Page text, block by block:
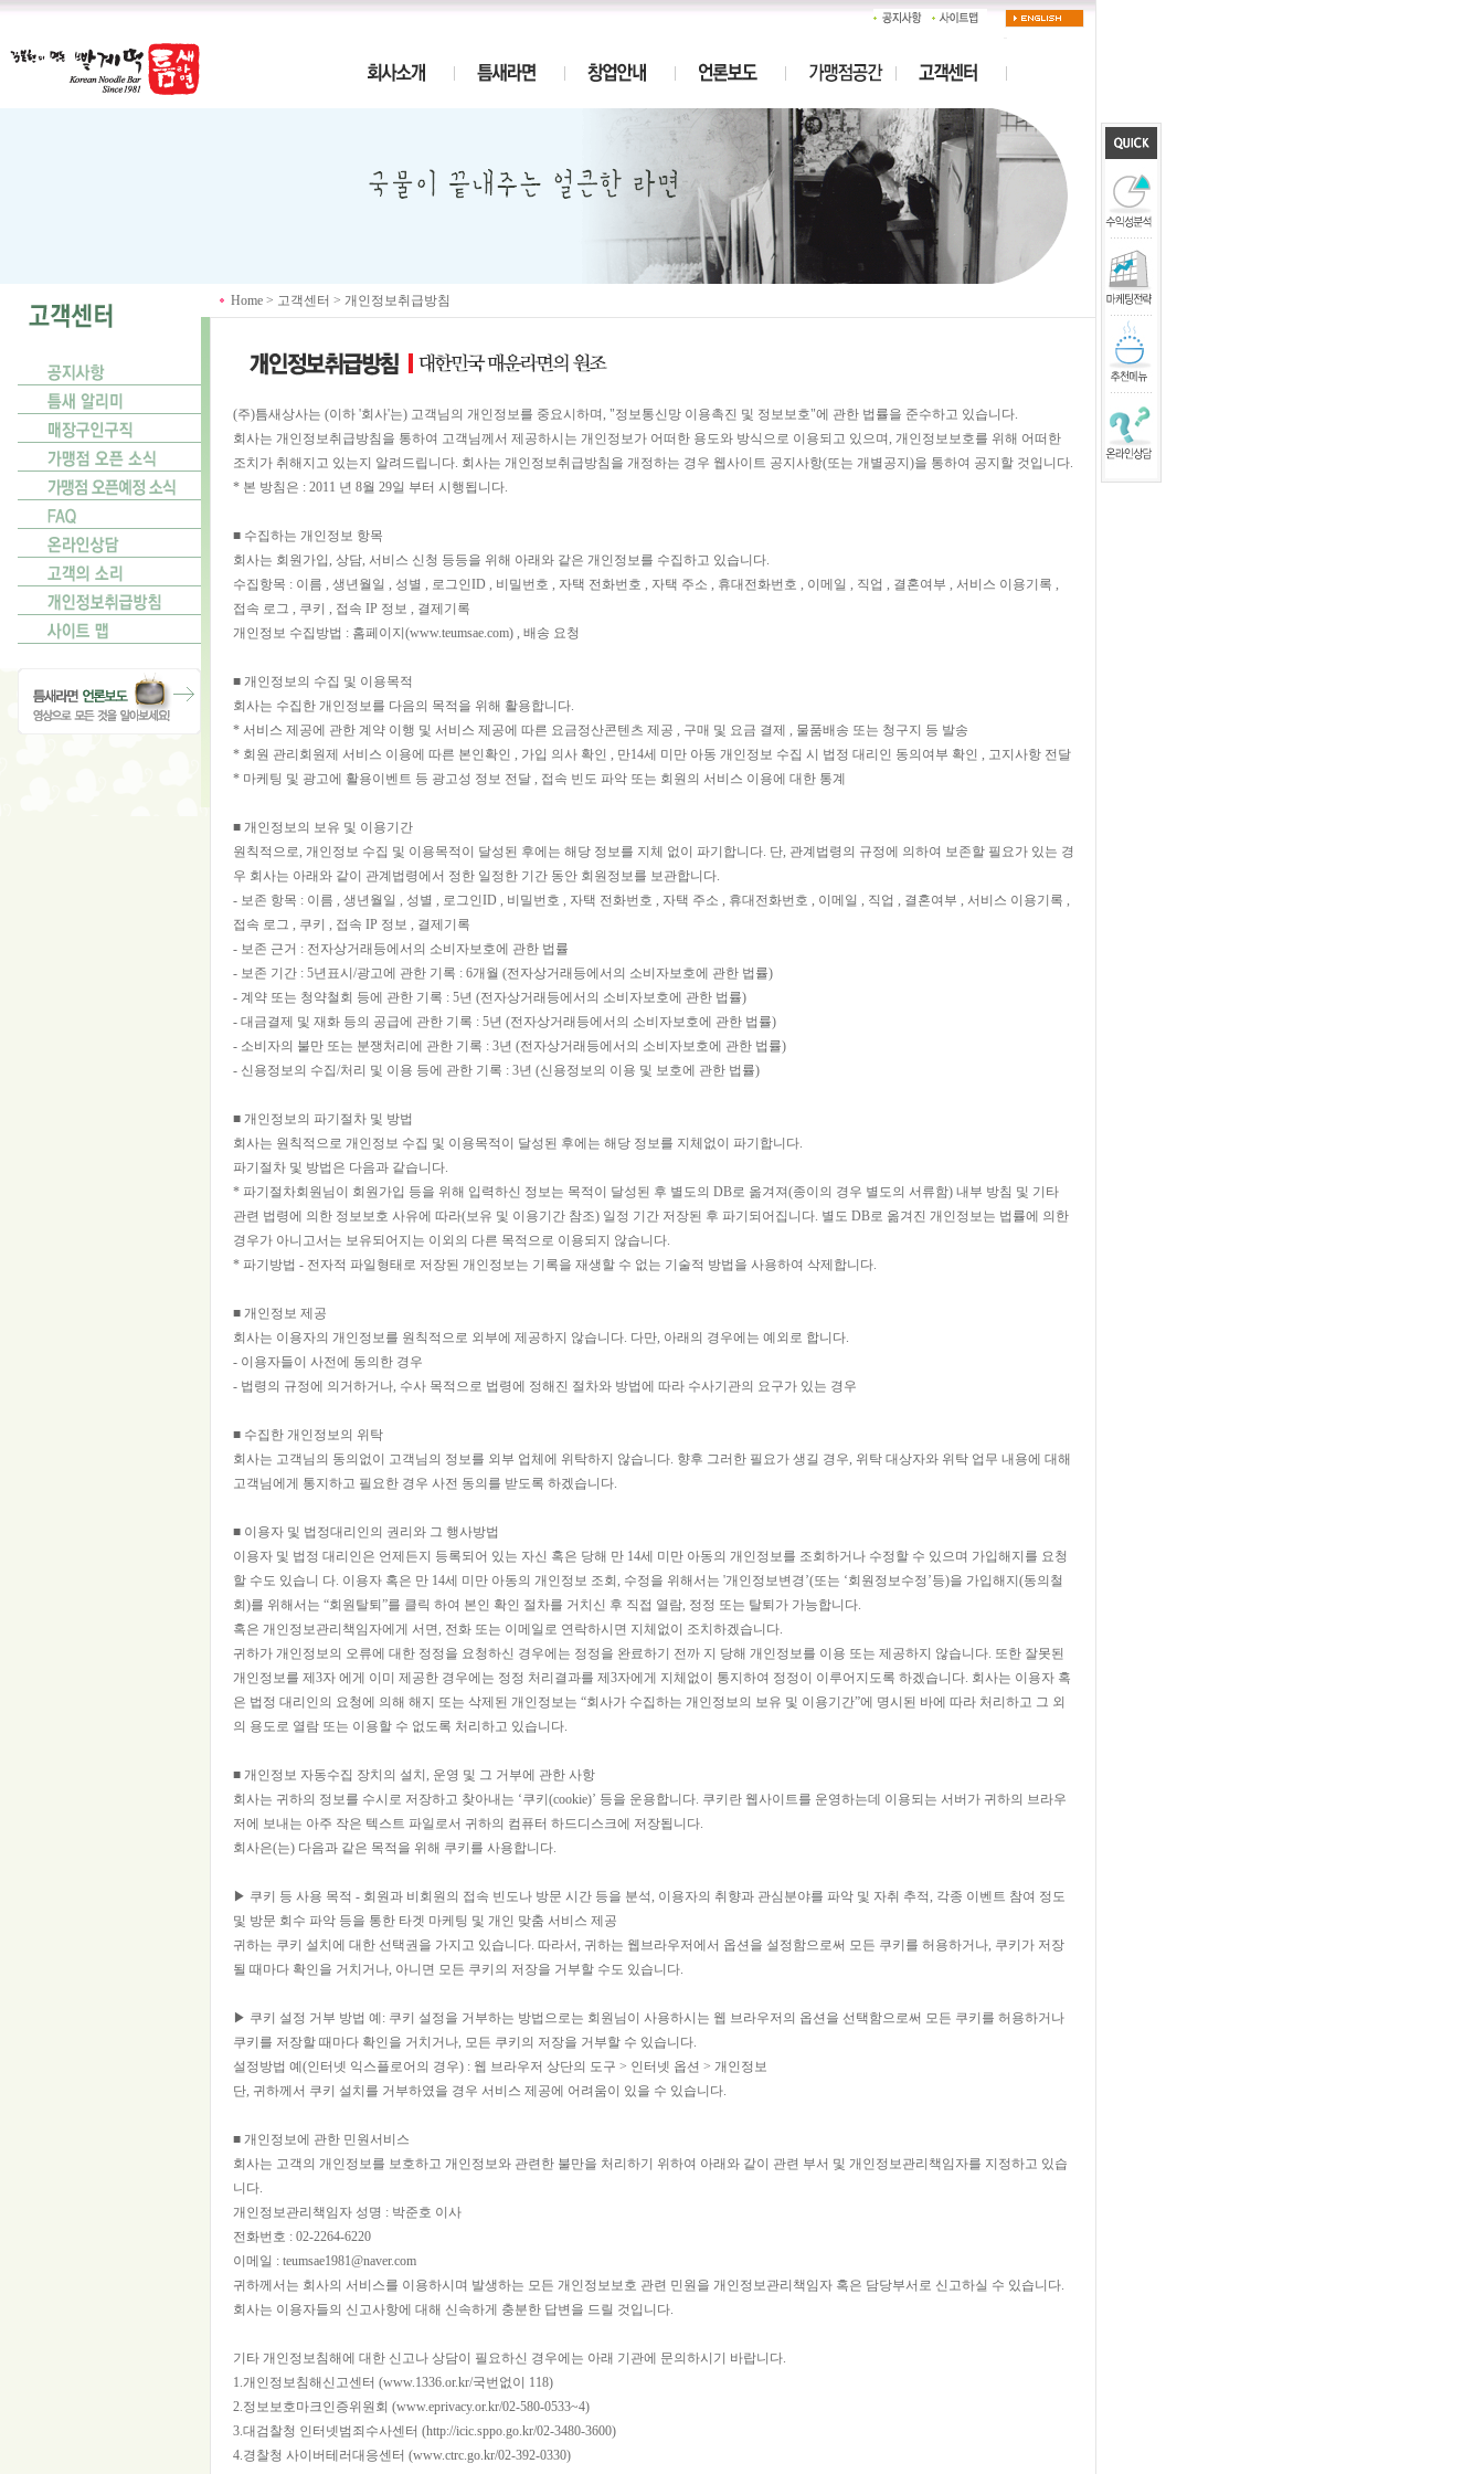
Home > 고객센터 > 개인정보취급방침
(주)틈새상사는 (이하 '회사'는) 고객님의 개인정보를 중요시하며, "정보통신망 이용촉진 및 정보보호"에 관한 법률을 준수하고 있습니다.
회사는 개인정보취급방침을 통하여 고객님께서 제공하시는 개인정보가 어떠한 용도와 방식으로 이용되고 있으며, 개인정보보호를 위해 어떠한
조치가 취해지고 있는지 알려드립니다. 회사는 개인정보취급방침을 개정하는 경우 웹사이트 공지사항(또는 개별공지)을 통하여 공지할 것입니다.
* 본 방침은 : 2011 년 8월 29일 부터 시행됩니다.
■ 수집하는 개인정보 항목
회사는 회원가입, 상담, 서비스 신청 등등을 위해 아래와 같은 개인정보를 수집하고 있습니다.
수집항목 : 이름 , 생년월일 , 성별 , 로그인ID , 비밀번호 , 자택 전화번호 , 자택 주소 , 휴대전화번호 , 이메일 , 직업 , 결혼여부 , 서비스 이용기록 ,
접속 로그 , 쿠키 , 접속 IP 정보 , 결제기록
개인정보 수집방법 : 홈페이지(www.teumsae.com) , 배송 요청
■ 개인정보의 수집 및 이용목적
회사는 수집한 개인정보를 다음의 목적을 위해 활용합니다.
* 서비스 제공에 관한 계약 이행 및 서비스 제공에 따른 요금정산콘텐츠 제공 , 구매 및 요금 결제 , 물품배송 또는 청구지 등 발송
* 회원 관리회원제 서비스 이용에 따른 본인확인 , 가입 의사 확인 , 만14세 미만 아동 개인정보 수집 시 법정 대리인 동의여부 확인 , 고지사항 전달
* 마케팅 및 광고에 활용이벤트 등 광고성 정보 전달 , 접속 빈도 파악 또는 회원의 서비스 이용에 대한 통계
■ 개인정보의 보유 및 이용기간
원칙적으로, 개인정보 수집 및 이용목적이 달성된 후에는 해당 정보를 지체 없이 파기합니다. 단, 관계법령의 규정에 의하여 보존할 필요가 있는 경
우 회사는 아래와 같이 관계법령에서 정한 일정한 기간 동안 회원정보를 보관합니다.
- 보존 항목 : 이름 , 생년월일 , 성별 , 로그인ID , 비밀번호 , 자택 전화번호 , 자택 주소 , 휴대전화번호 , 이메일 , 직업 , 결혼여부 , 서비스 이용기록 ,
접속 로그 , 쿠키 , 접속 IP 정보 , 결제기록
- 보존 근거 : 전자상거래등에서의 소비자보호에 관한 법률
- 보존 기간 : 5년표시/광고에 관한 기록 : 6개월 (전자상거래등에서의 소비자보호에 관한 법률)
- 계약 또는 청약철회 등에 관한 기록 : 5년 (전자상거래등에서의 소비자보호에 관한 법률)
- 대금결제 및 재화 등의 공급에 관한 기록 : 5년 (전자상거래등에서의 소비자보호에 관한 법률)
- 소비자의 불만 또는 분쟁처리에 관한 기록 : 3년 (전자상거래등에서의 소비자보호에 관한 법률)
- 신용정보의 수집/처리 및 이용 등에 관한 기록 : 3년 (신용정보의 이용 및 보호에 관한 법률)
■ 개인정보의 파기절차 및 방법
회사는 원칙적으로 개인정보 수집 및 이용목적이 달성된 후에는 해당 정보를 지체없이 파기합니다.
파기절차 및 방법은 다음과 같습니다.
* 파기절차회원님이 회원가입 등을 위해 입력하신 정보는 목적이 달성된 후 별도의 DB로 옮겨져(종이의 경우 별도의 서류함) 내부 방침 및 기타
관련 법령에 의한 정보보호 사유에 따라(보유 및 이용기간 참조) 일정 기간 저장된 후 파기되어집니다. 별도 DB로 옮겨진 개인정보는 법률에 의한
경우가 아니고서는 보유되어지는 이외의 다른 목적으로 이용되지 않습니다.
* 파기방법 - 전자적 파일형태로 저장된 개인정보는 기록을 재생할 수 없는 기술적 방법을 사용하여 삭제합니다.
■ 개인정보 제공
회사는 이용자의 개인정보를 원칙적으로 외부에 제공하지 않습니다. 다만, 아래의 경우에는 예외로 합니다.
- 이용자들이 사전에 동의한 경우
- 법령의 규정에 의거하거나, 수사 목적으로 법령에 정해진 절차와 방법에 따라 수사기관의 요구가 있는 경우
■ 수집한 개인정보의 위탁
회사는 고객님의 동의없이 고객님의 정보를 외부 업체에 위탁하지 않습니다. 향후 그러한 필요가 생길 경우, 위탁 대상자와 위탁 업무 내용에 대해
고객님에게 통지하고 필요한 경우 사전 동의를 받도록 하겠습니다.
■ 이용자 및 법정대리인의 권리와 그 행사방법
이용자 및 법정 대리인은 언제든지 등록되어 있는 자신 혹은 당해 만 14세 미만 아동의 개인정보를 조회하거나 수정할 수 있으며 가입해지를 요청
할 수도 있습니 다. 이용자 혹은 만 14세 미만 아동의 개인정보 조회, 수정을 위해서는 '개인정보변경’(또는 ‘회원정보수정’등)을 가입해지(동의철
회)를 위해서는 “회원탈퇴”를 클릭 하여 본인 확인 절차를 거치신 후 직접 열람, 정정 또는 탈퇴가 가능합니다.
혹은 개인정보관리책임자에게 서면, 전화 또는 이메일로 연락하시면 지체없이 조치하겠습니다.
귀하가 개인정보의 오류에 대한 정정을 요청하신 경우에는 정정을 완료하기 전까 지 당해 개인정보를 이용 또는 제공하지 않습니다. 또한 잘못된
개인정보를 제3자 에게 이미 제공한 경우에는 정정 처리결과를 제3자에게 지체없이 통지하여 정정이 이루어지도록 하겠습니다. 회사는 이용자 혹
은 법정 대리인의 요청에 의해 해지 또는 삭제된 개인정보는 “회사가 수집하는 개인정보의 보유 및 이용기간”에 명시된 바에 따라 처리하고 그 외
의 용도로 열람 또는 이용할 수 없도록 처리하고 있습니다.
■ 개인정보 자동수집 장치의 설치, 운영 및 그 거부에 관한 사항
회사는 귀하의 정보를 수시로 저장하고 찾아내는 ‘쿠키(cookie)’ 등을 운용합니다. 쿠키란 웹사이트를 운영하는데 이용되는 서버가 귀하의 브라우
저에 보내는 아주 작은 텍스트 파일로서 귀하의 컴퓨터 하드디스크에 저장됩니다.
회사은(는) 다음과 같은 목적을 위해 쿠키를 사용합니다.
▶ 쿠키 등 사용 목적 - 회원과 비회원의 접속 빈도나 방문 시간 등을 분석, 이용자의 취향과 관심분야를 파악 및 자취 추적, 각종 이벤트 참여 정도
및 방문 회수 파악 등을 통한 타겟 마케팅 및 개인 맞춤 서비스 제공
귀하는 쿠키 설치에 대한 선택권을 가지고 있습니다. 따라서, 귀하는 웹브라우저에서 옵션을 설정함으로써 모든 쿠키를 허용하거나, 쿠키가 저장
될 때마다 확인을 거치거나, 아니면 모든 쿠키의 저장을 거부할 수도 있습니다.
▶ 쿠키 설정 거부 방법 예: 쿠키 설정을 거부하는 방법으로는 회원님이 사용하시는 웹 브라우저의 옵션을 선택함으로써 모든 쿠키를 허용하거나
쿠키를 저장할 때마다 확인을 거치거나, 모든 쿠키의 저장을 거부할 수 있습니다.
설정방법 예(인터넷 익스플로어의 경우) : 웹 브라우저 상단의 도구 > 인터넷 옵션 > 개인정보
단, 귀하께서 쿠키 설치를 거부하였을 경우 서비스 제공에 어려움이 있을 수 있습니다.
■ 개인정보에 관한 민원서비스
회사는 고객의 개인정보를 보호하고 개인정보와 관련한 불만을 처리하기 위하여 아래와 같이 관련 부서 및 개인정보관리책임자를 지정하고 있습
니다.
개인정보관리책임자 성명 : 박준호 이사
전화번호 : 02-2264-6220
이메일 : teumsae1981@naver.com
귀하께서는 회사의 서비스를 이용하시며 발생하는 모든 개인정보보호 관련 민원을 개인정보관리책임자 혹은 담당부서로 신고하실 수 있습니다.
회사는 이용자들의 신고사항에 대해 신속하게 충분한 답변을 드릴 것입니다.
기타 개인정보침해에 대한 신고나 상담이 필요하신 경우에는 아래 기관에 문의하시기 바랍니다.
1.개인정보침해신고센터 (www.1336.or.kr/국번없이 118)
2.정보보호마크인증위원회 (www.eprivacy.or.kr/02-580-0533~4)
3.대검찰청 인터넷범죄수사센터 (http://icic.sppo.go.kr/02-3480-3600)
4.경찰청 사이버테러대응센터 (www.ctrc.go.kr/02-392-0330)